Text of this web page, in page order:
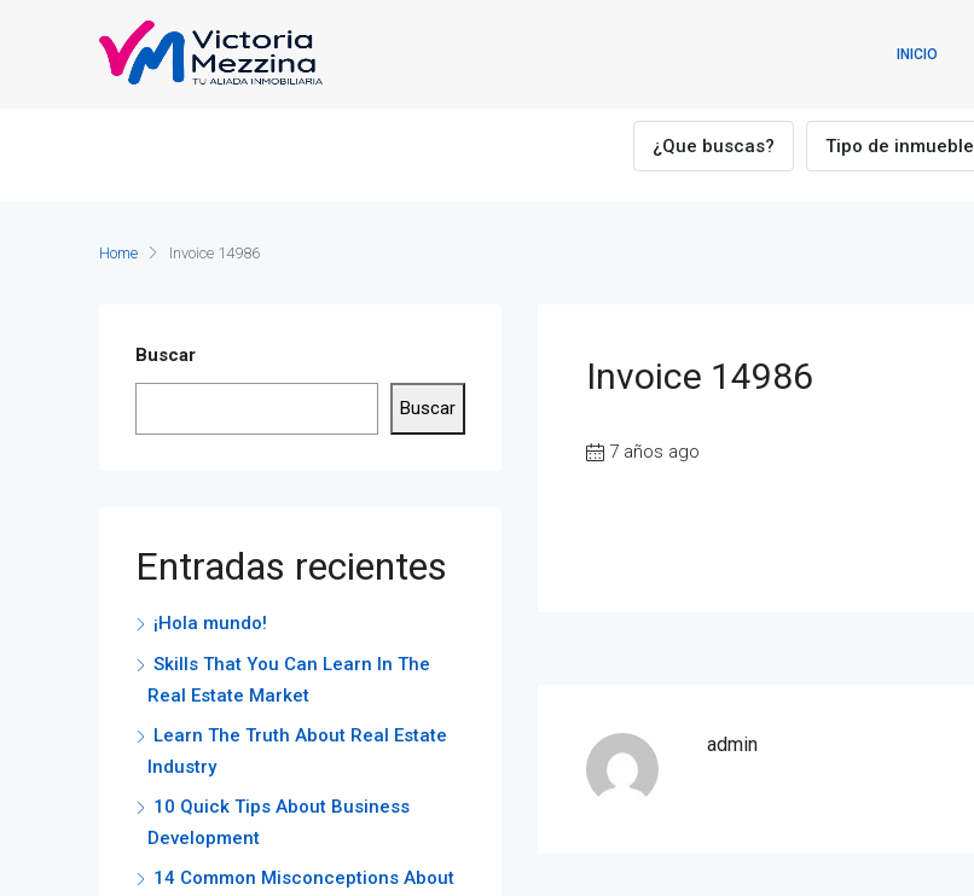
INICIO
¿Que buscas? Tipo de inmueble
Home Invoice 14986
Invoice 14986
7 años ago
admin
Buscar
Buscar
Entradas recientes
¡Hola mundo!
Skills That You Can Learn In The
Real Estate Market
Learn The Truth About Real Estate
Industry
10 Quick Tips About Business
Development
14 Common Misconceptions About